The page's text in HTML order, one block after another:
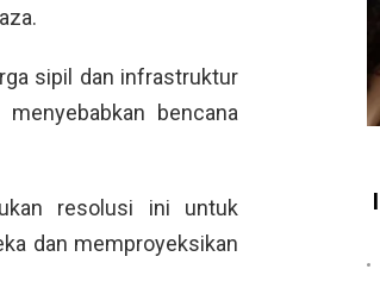
sipil dan infrastruktur
bencana
resolusi ini untuk
dan memproyeksikan